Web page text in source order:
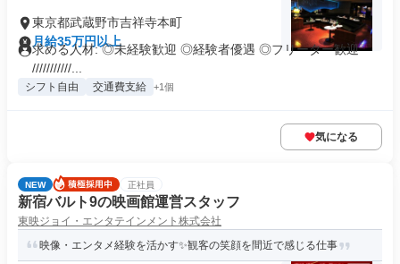
東京都武蔵野市吉祥寺本町
月給35万円以上
求める人材: ◎未経験歓迎 ◎経験者優遇 ◎フリーター歓迎
///////////...
シフト自由 交通費支給 +1個
気になる
NEW 正社員
新宿バルト9の映画館運営スタッフ
東映ジョイ・エンタテインメント株式会社
映像・エンタメ経験を活かす✨観客の笑顔を間近で感じる仕事